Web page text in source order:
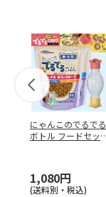
にゃんこのでるでる
ボトル フードセッ
1,080円
(送料別・税込)